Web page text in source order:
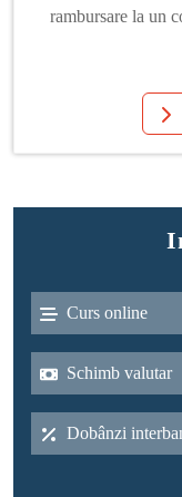
rambursare la un
Curs online
Schimb valutar
Dobânzi